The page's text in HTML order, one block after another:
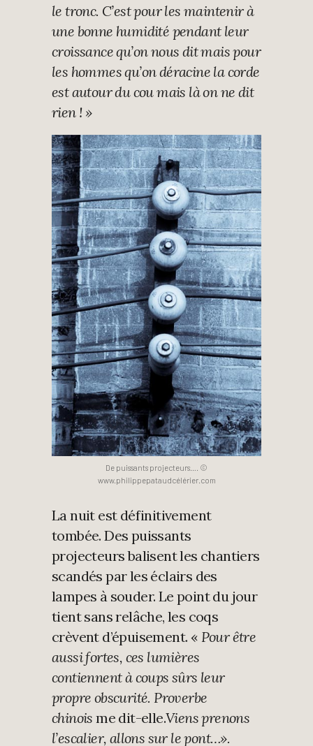
le tronc. C’est pour les maintenir à
une bonne humidité pendant leur
croissance qu’on nous dit mais pour
les hommes qu’on déracine la corde
est autour du cou mais là on ne dit
rien ! »
De puissants projecteurs…. ©
www.philippepataudcélérier.com
La nuit est définitivement
tombée. Des puissants
projecteurs balisent les chantiers
scandés par les éclairs des
lampes à souder. Le point du jour
tient sans relâche, les coqs
crèvent d’épuisement. « Pour être
aussi fortes, ces lumières
contiennent à coups sûrs leur
propre obscurité. Proverbe
chinoisme dit-elle.Viens prenons
l’escalier, allons sur le pont…».